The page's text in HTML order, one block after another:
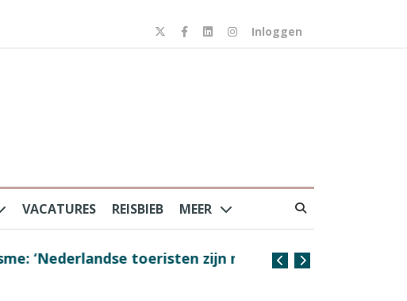
Inloggen
VACATURES REISBIEB MEER
toeristen zijn nog steeds
Na Frankrijk en